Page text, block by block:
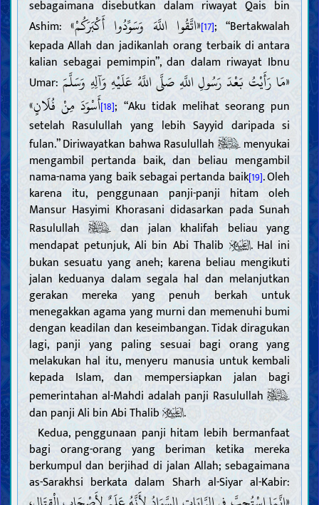
sebagaimana disebutkan dalam riwayat Qais bin
Ashim:«اتَّقُوا اللَّهَ وَسَوِّدُوا أَكْبَرَكُمْ»[17]; “Bertakwalah
kepada Allah dan jadikanlah orang terbaik di antara
kalian sebagai pemimpin”, dan dalam riwayat Ibnu
Umar:«مَا رَأَيْتُ بَعْدَ رَسُولِ اللَّهِ صَلَّى اللَّهُ عَلَيْهِ وَآلِهِ وَسَلَّمَ
أَسْوَدَ مِنْ فُلَانٍ»[18]; “Aku tidak melihat seorang pun
setelah Rasulullah yang lebih Sayyid daripada si
fulan.” Diriwayatkan bahwa Rasulullah
menyukai
mengambil pertanda baik, dan beliau mengambil
nama-nama yang baik sebagai pertanda baik[19]. Oleh
karena itu, penggunaan panji-panji hitam oleh
Mansur Hasyimi Khorasani didasarkan pada Sunah
Rasulullah
dan jalan khalifah beliau yang
mendapat petunjuk, Ali bin Abi Thalib
. Hal ini
bukan sesuatu yang aneh; karena beliau mengikuti
jalan keduanya dalam segala hal dan melanjutkan
gerakan mereka yang penuh berkah untuk
menegakkan agama yang murni dan memenuhi bumi
dengan keadilan dan keseimbangan. Tidak diragukan
lagi, panji yang paling sesuai bagi orang yang
melakukan hal itu, menyeru manusia untuk kembali
kepada Islam, dan mempersiapkan jalan bagi
pemerintahan al-Mahdi adalah panji Rasulullah
dan panji Ali bin Abi Thalib
.
Kedua, penggunaan panji hitam lebih bermanfaat
bagi orang-orang yang beriman ketika mereka
berkumpul dan berjihad di jalan Allah; sebagaimana
as-Sarakhsi berkata dalam Sharh al-Siyar al-Kabir: